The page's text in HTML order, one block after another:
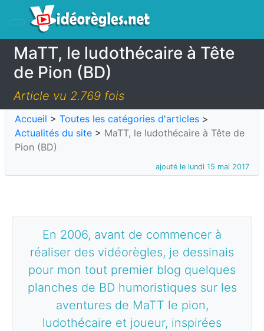
MaTT, le ludothécaire à Tête
de Pion (BD)
Article vu 2.769 fois
Accueil > Toutes les catégories d'articles >
Actualités du site > MaTT, le ludothécaire à Tête de
Pion (BD)
ajouté le lundi 15 mai 2017
En 2006, avant de commencer à
réaliser des vidéorègles, je dessinais
pour mon tout premier blog quelques
planches de BD humoristiques sur les
aventures de MaTT le pion,
ludothécaire et joueur, inspirées